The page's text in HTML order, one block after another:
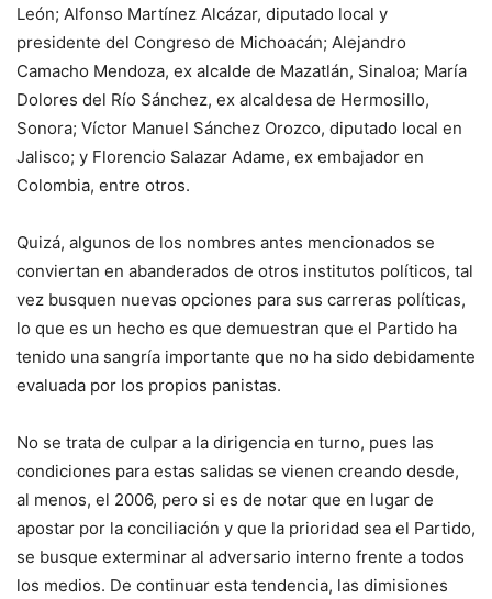
León; Alfonso Martínez Alcázar, diputado local y
presidente del Congreso de Michoacán; Alejandro
Camacho Mendoza, ex alcalde de Mazatlán, Sinaloa; María
Dolores del Río Sánchez, ex alcaldesa de Hermosillo,
Sonora; Víctor Manuel Sánchez Orozco, diputado local en
Jalisco; y Florencio Salazar Adame, ex embajador en
Colombia, entre otros.
Quizá, algunos de los nombres antes mencionados se
conviertan en abanderados de otros institutos políticos, tal
vez busquen nuevas opciones para sus carreras políticas,
lo que es un hecho es que demuestran que el Partido ha
tenido una sangría importante que no ha sido debidamente
evaluada por los propios panistas.
No se trata de culpar a la dirigencia en turno, pues las
condiciones para estas salidas se vienen creando desde,
al menos, el 2006, pero si es de notar que en lugar de
apostar por la conciliación y que la prioridad sea el Partido,
se busque exterminar al adversario interno frente a todos
los medios. De continuar esta tendencia, las dimisiones